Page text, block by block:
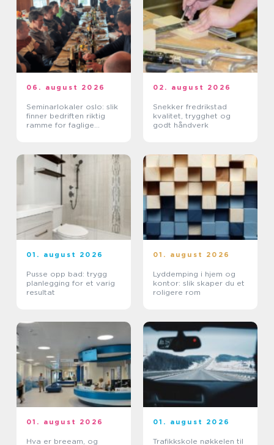
06. august 2026
Seminarlokaler oslo: slik
finner bedriften riktig
ramme for faglige
02. august 2026
Snekker fredrikstad
kvalitet, trygghet og
godt håndverk
01. august 2026
Pusse opp bad: trygg
planlegging for et varig
resultat
01. august 2026
Lyddemping i hjem og
kontor: slik skaper du et
roligere rom
01. august 2026
Hva er breeam, og
01. august 2026
Trafikkskole nøkkelen til